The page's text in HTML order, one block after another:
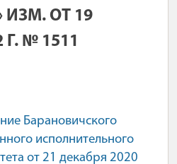
ИЗМ. ОТ 19
Г. № 1511
Барановичского
исполнительного
от 21 декабря 2020